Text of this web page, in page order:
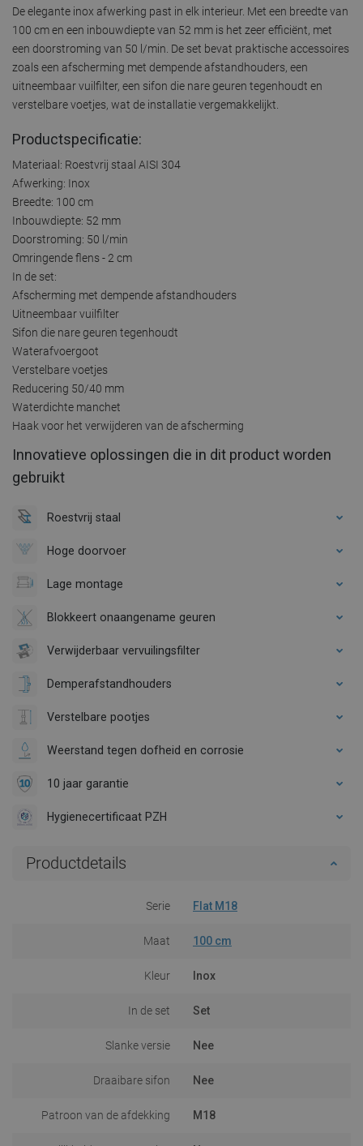
De elegante inox afwerking past in elk interieur. Met een breedte van
100 cm en een inbouwdiepte van 52 mm is het zeer efficiënt, met
een doorstroming van 50 l/min. De set bevat praktische accessoires
zoals een afscherming met dempende afstandhouders, een
uitneembaar vuilfilter, een sifon die nare geuren tegenhoudt en
verstelbare voetjes, wat de installatie vergemakkelijkt.
Productspecificatie:
Materiaal: Roestvrij staal AISI 304
Afwerking: Inox
Breedte: 100 cm
Inbouwdiepte: 52 mm
Doorstroming: 50 l/min
Omringende flens - 2 cm
In de set:
Afscherming met dempende afstandhouders
Uitneembaar vuilfilter
Sifon die nare geuren tegenhoudt
Waterafvoergoot
Verstelbare voetjes
Reducering 50/40 mm
Waterdichte manchet
Haak voor het verwijderen van de afscherming
Innovatieve oplossingen die in dit product worden
gebruikt
Roestvrij staal
Hoge doorvoer
Lage montage
Blokkeert onaangename geuren
Verwijderbaar vervuilingsfilter
Demperafstandhouders
Verstelbare pootjes
Weerstand tegen dofheid en corrosie
10 jaar garantie
Hygienecertificaat PZH
Productdetails
Serie Flat M18
Maat 100 cm
Kleur Inox
In de set Set
Slanke versie Nee
Draaibare sifon Nee
Patroon van de afdekking M18